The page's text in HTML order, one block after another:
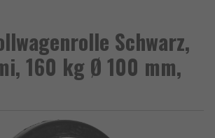
Schwarz,
160 kg Ø 100 mm,